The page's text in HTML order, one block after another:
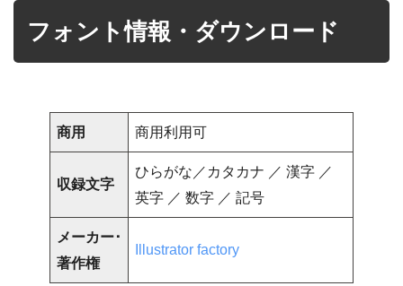
フォント情報・ダウンロード
商用 商用利用可
収録文字
ひらがな／カタカナ ／ 漢字 ／
英字 ／ 数字 ／ 記号
メーカー･
著作権
Illustrator factory